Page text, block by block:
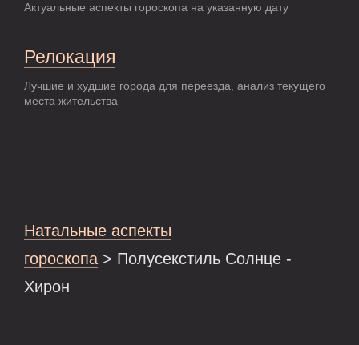
Актуальные аспекты гороскопа на указанную дату
Релокация
Лучшие и худшие города для переезда, анализ текущего
места жительства
Натальные аспекты
гороскопа > Полусекстиль Солнце -
Хирон